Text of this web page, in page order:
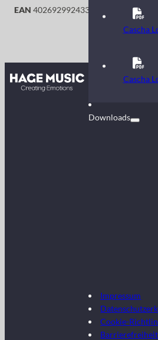
EAN 4026929924339
Kontakt
Downloads
Cascha
Cascha
Impressum
Cookie-
Barrierefreiheit